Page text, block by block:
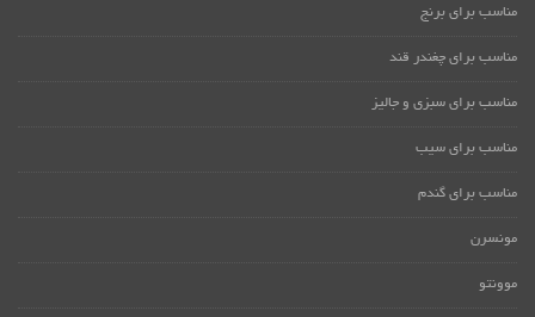
مناسب برای برنج
مناسب برای چغندر قند
مناسب برای سبزی و جالیز
مناسب برای سیب
مناسب برای گندم
مونسرن
موونتو